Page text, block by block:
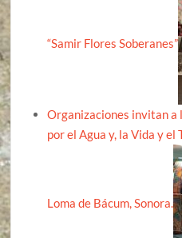
“Samir Flores Soberanes”
Organizaciones invitan a
por el Agua y, la Vida y
Loma de Bácum, Sonora.